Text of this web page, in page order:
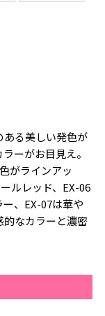
ある美しい発色が
ーがお目見え。
がラインアッ
ルレッド、EX-06
、EX-07は華や
なカラーと濃密